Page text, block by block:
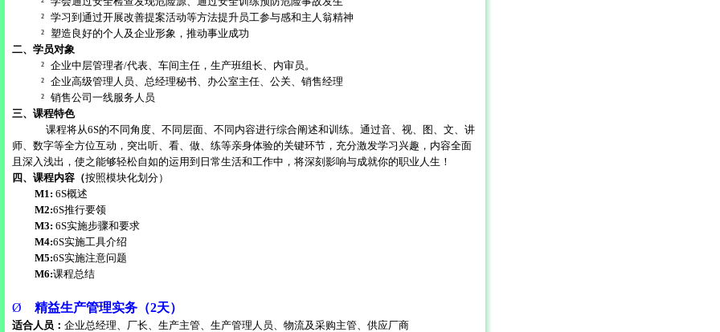
² 学习到通过开展改善提案活动等方法提升员工参与感和主人翁精神
² 塑造良好的个人及企业形象，推动事业成功
二、学员对象
² 企业中层管理者/代表、车间主任，生产班组长、内审员。
² 企业高级管理人员、总经理秘书、办公室主任、公关、销售经理
² 销售公司一线服务人员
三、课程特色
课程将从6S的不同角度、不同层面、不同内容进行综合阐述和训练。通过音、视、图、文、讲
师、数字等全方位互动，突出听、看、做、练等亲身体验的关键环节，充分激发学习兴趣，内容全面
且深入浅出，使之能够轻松自如的运用到日常生活和工作中，将深刻影响与成就你的职业人生！
四、课程内容（按照模块化划分）
M1: 6S概述
M2:6S推行要领
M3: 6S实施步骤和要求
M4:6S实施工具介绍
M5:6S实施注意问题
M6:课程总结
Ø 精益生产管理实务（2天）
适合人员： 企业总经理、厂长、生产主管、生产管理人员、物流及采购主管、供应厂商